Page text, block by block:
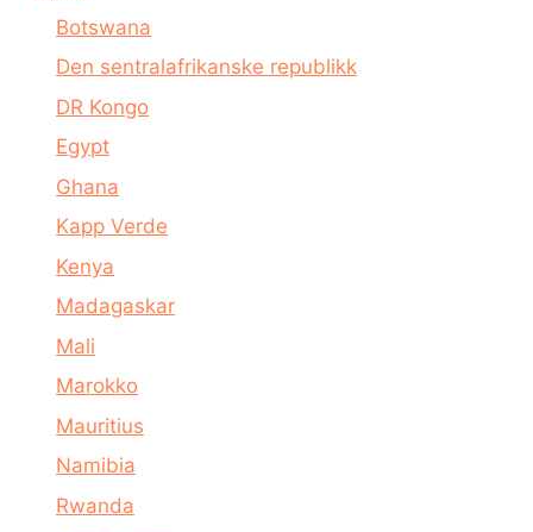
Botswana
Den sentralafrikanske republikk
DR Kongo
Egypt
Ghana
Kapp Verde
Kenya
Madagaskar
Mali
Marokko
Mauritius
Namibia
Rwanda